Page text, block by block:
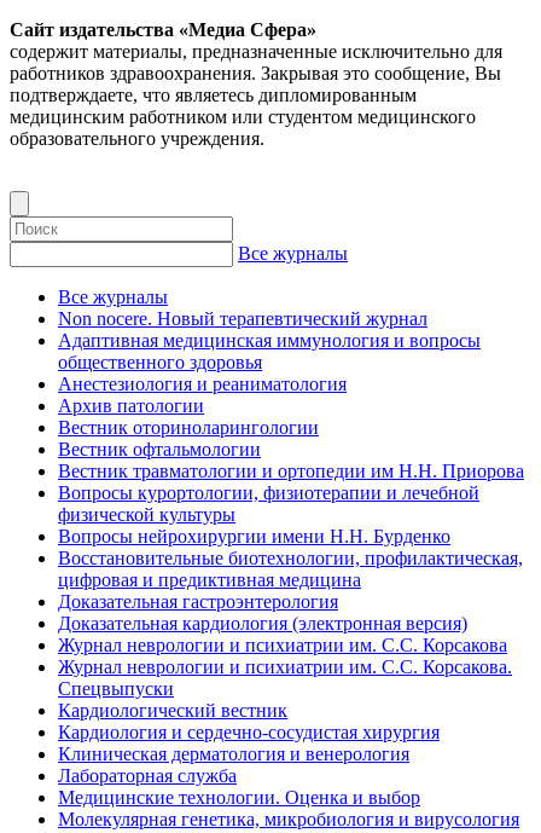
Сайт издательства «Медиа Сфера»
содержит материалы, предназначенные исключительно для
работников здравоохранения. Закрывая это сообщение, Вы
подтверждаете, что являетесь дипломированным
медицинским работником или студентом медицинского
образовательного учреждения.
Все журналы
Все журналы
Non nocere. Новый терапевтический журнал
Адаптивная медицинская иммунология и вопросы
общественного здоровья
Анестезиология и реаниматология
Архив патологии
Вестник оториноларингологии
Вестник офтальмологии
Вестник травматологии и ортопедии им Н.Н. Приорова
Вопросы курортологии, физиотерапии и лечебной
физической культуры
Вопросы нейрохирургии имени Н.Н. Бурденко
Восстановительные биотехнологии, профилактическая,
цифровая и предиктивная медицина
Доказательная гастроэнтерология
Доказательная кардиология (электронная версия)
Журнал неврологии и психиатрии им. С.С. Корсакова
Журнал неврологии и психиатрии им. С.С. Корсакова.
Спецвыпуски
Кардиологический вестник
Кардиология и сердечно-сосудистая хирургия
Клиническая дерматология и венерология
Лабораторная служба
Медицинские технологии. Оценка и выбор
Молекулярная генетика, микробиология и вирусология